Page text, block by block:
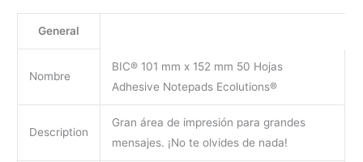
General
Nombre
BIC® 101 mm x 152 mm 50 Hojas
Adhesive Notepads Ecolutions®
Description
Gran área de impresión para grandes
mensajes. ¡No te olvides de nada!